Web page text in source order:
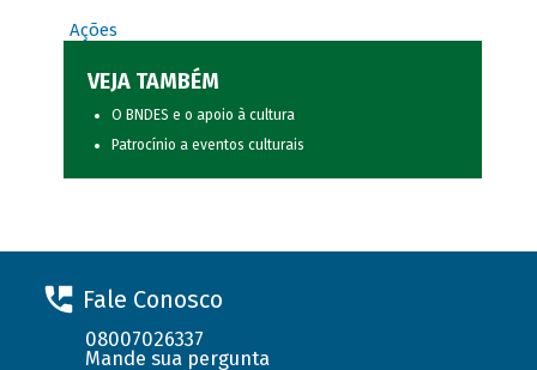
Ações
VEJA TAMBÉM
O BNDES e o apoio à cultura
Patrocínio a eventos culturais
Fale Conosco
08007026337
Mande sua pergunta